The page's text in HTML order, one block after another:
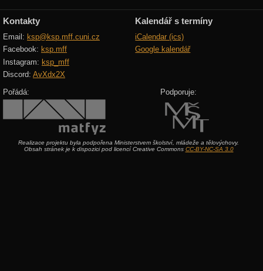
Kontakty
Email: ksp@ksp.mff.cuni.cz
Facebook: ksp.mff
Instagram: ksp_mff
Discord: AvXdx2X
Kalendář s termíny
iCalendar (ics)
Google kalendář
Pořádá: Podporuje:
Realizace projektu byla podpořena Ministerstvem školství, mládeže a tělovýchovy.
Obsah stránek je k dispozici pod licencí Creative Commons CC-BY-NC-SA 3.0